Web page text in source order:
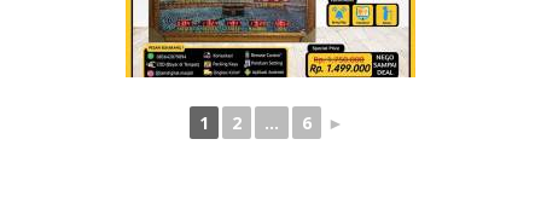
1 2 ... 6 ►